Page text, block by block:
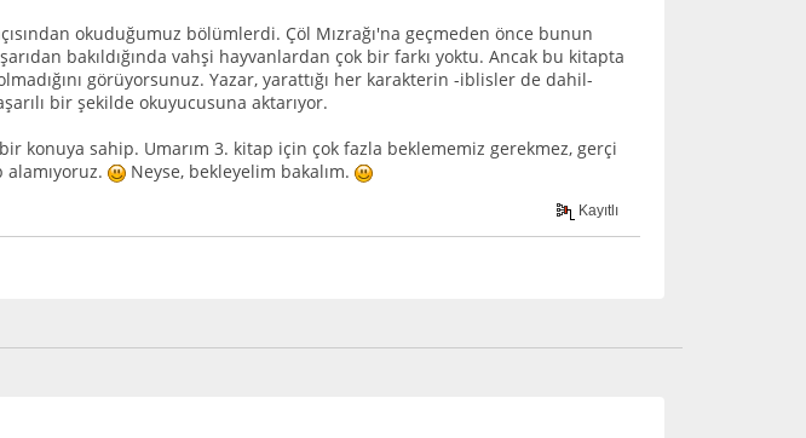
okuduğumuz bölümlerdi. Çöl Mızrağı'na geçmeden önce bunun
bakıldığında vahşi hayvanlardan çok bir farkı yoktu. Ancak bu kitapta
görüyorsunuz. Yazar, yarattığı her karakterin -iblisler de dahil-
bir şekilde okuyucusuna aktarıyor.
konuya sahip. Umarım 3. kitap için çok fazla beklememiz gerekmez, gerçi
Neyse, bekleyelim bakalım.
Kayıtlı